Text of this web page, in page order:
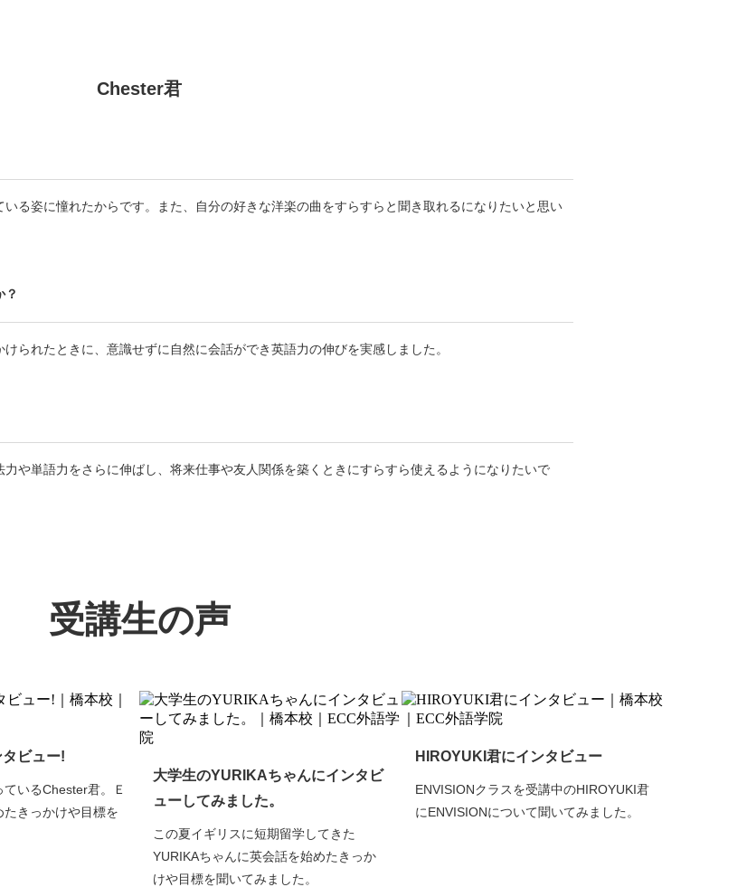
Chester君
る姿に憧れたからです。また、自分の好きな洋楽の曲をすらすらと聞き取れるになりたいと思い
？
られたときに、意識せずに自然に会話ができ英語力の伸びを実感しました。
や単語力をさらに伸ばし、将来仕事や友人関係を築くときにすらすら使えるようになりたいで
受講生の声
ビュー!
いるChester君。Ｅ
たきっかけや目標を
大学生のYURIKAちゃんにインタビ
ューしてみました。
この夏イギリスに短期留学してきた
YURIKAちゃんに英会話を始めたきっか
けや目標を聞いてみました。
HIROYUKI君にインタビュー
ENVISIONクラスを受講中のHIROYUKI君
にENVISIONについて聞いてみました。